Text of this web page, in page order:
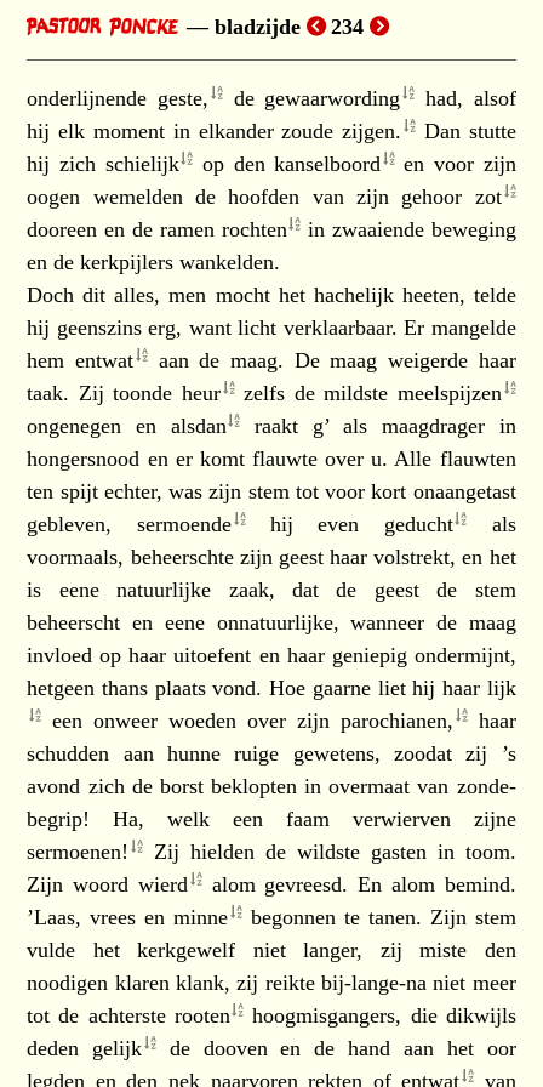
bladzijde 234
onderlijnende geste, de gewaarwording
had, alsof
hij elk moment in elkander zoudezijgen.
Dan stutte
hij zich schielijk op denkanselboord en voor zijn
oogen wemelden de hoofden van zijn gehoor zot
dooreen en de ramen rochten
in zwaaiende beweging
en de kerkpijlers wankelden.
Doch dit alles, men mocht het hachelijk heeten, telde
hij geenszins erg, want licht verklaarbaar. Er mangelde
hementwat aan de maag. De maag weigerde haar
taak. Zij toonde heur zelfs de mildste meelspijzen
ongenegen en alsdan
raakt g’ als maagdrager in
hongersnood en er komt flauwte over u. Alle flauwten
ten spijt echter, was zijn stem tot voor kort onaangetast
gebleven, sermoende hij even geducht
als
voormaals, beheerschte zijn geest haar volstrekt, en het
is eene natuurlijke zaak, dat de geest de stem
beheerscht en eene onnatuurlijke, wanneer de maag
invloed op haar uitoefent en haar geniepig ondermijnt,
hetgeen thans plaats vond. Hoe gaarne liet hij haar lijk
een onweer woeden over zijn parochianen,
haar
schudden aan hunne ruige gewetens, zoodat zij ’s
avond zich de borst beklopten in overmaat van zonde-
begrip! Ha, welk een faam verwierven zijne
sermoenen!
Zij hielden de wildste gasten in toom.
Zijn woord wierd alom gevreesd. En alom bemind.
’Laas, vrees enminne begonnen te tanen. Zijn stem
vulde het kerkgewelf niet langer, zij miste den
noodigen klaren klank, zij reikte bij-lange-na niet meer
tot de achterste rooten
hoogmisgangers, die dikwijls
deden gelijk
de dooven en de hand aan het oor
legden en den nek naarvoren rekten ofentwat van